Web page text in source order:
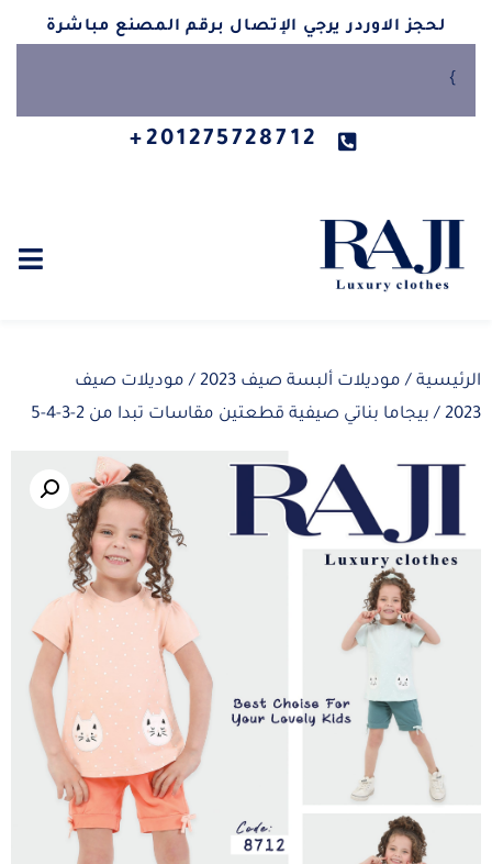
لحجز الاوردر يرجي الإتصال برقم المصنع مباشرة
}
201275728712+
الرئيسية / موديلات ألبسة صيف 2023 / موديلات صيف
2023 / بيجاما بناتي صيفية قطعتين مقاسات تبدا من 2-3-4-5